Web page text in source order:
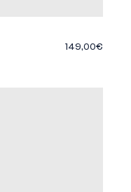
149,00€